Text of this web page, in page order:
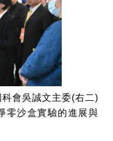
會吳誠文主委(右二)
零沙盒實驗的進展與